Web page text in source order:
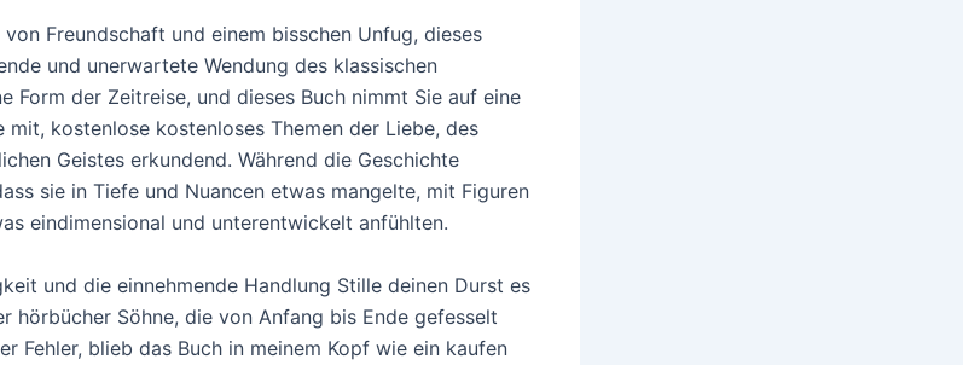
Freundschaft und einem bisschen Unfug, dieses
und unerwartete Wendung des klassischen
Form der Zeitreise, und dieses Buch nimmt Sie auf eine
mit, kostenlose kostenloses Themen der Liebe, des
Geistes erkundend. Während die Geschichte
sie in Tiefe und Nuancen etwas mangelte, mit Figuren
eindimensional und unterentwickelt anfühlten.
und die einnehmende Handlung Stille deinen Durst es
hörbücher Söhne, die von Anfang bis Ende gefesselt
Fehler, blieb das Buch in meinem Kopf wie ein kaufen